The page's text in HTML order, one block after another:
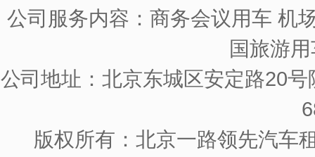
公司服务内容：商务会议用车 机
国旅游
公司地址：北京东城区安定路20
版权所有：北京一路领先汽车